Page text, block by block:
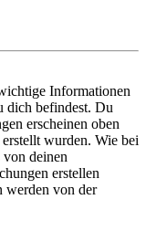
Informationen
dich befindest. Du
erscheinen oben
wurden. Wie bei
von deinen
erstellen
werden von der